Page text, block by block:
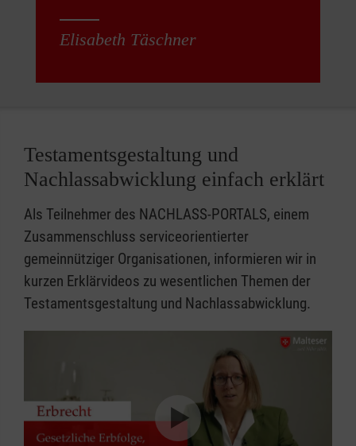
Elisabeth Täschner
Testamentsgestaltung und
Nachlassabwicklung einfach erklärt
Als Teilnehmer des NACHLASS-PORTALS, einem
Zusammenschluss serviceorientierter
gemeinnütziger Organisationen, informieren wir in
kurzen Erklärvideos zu wesentlichen Themen der
Testamentsgestaltung und Nachlassabwicklung.